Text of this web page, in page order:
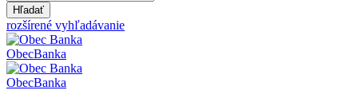
Hľadať
rozšírené vyhľadávanie
ObecBanka
ObecBanka